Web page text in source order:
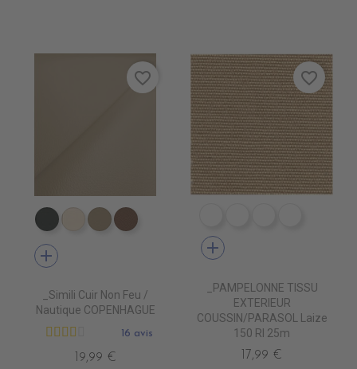
EN7005 VERT ANGLAIS
EN7001 CREME
EN7002 BEIGE
EN7003 BRUN
add
_Simili Cuir Non Feu /
Nautique COPENHAGUE
16 avis
19,99 €
favorite_border
add
_PAMPELONNE TISSU
EXTERIEUR
COUSSIN/PARASOL Laize
150 Rl 25m
17,99 €
favorite_border